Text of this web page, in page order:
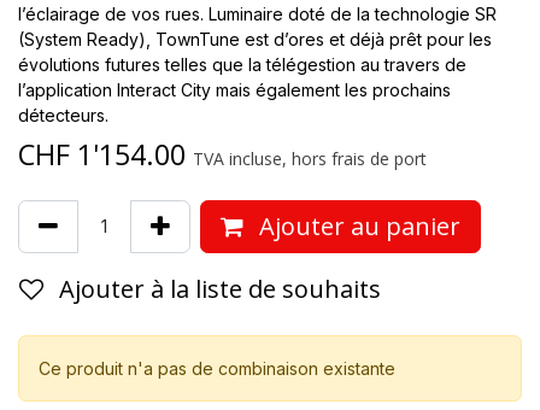
l’éclairage de vos rues. Luminaire doté de la technologie SR
(System Ready), TownTune est d’ores et déjà prêt pour les
évolutions futures telles que la télégestion au travers de
l’application Interact City mais également les prochains
détecteurs.
CHF 1'154.00 TVA incluse, hors frais de port
Ajouter au panier
Ajouter à la liste de souhaits
Ce produit n'a pas de combinaison existante